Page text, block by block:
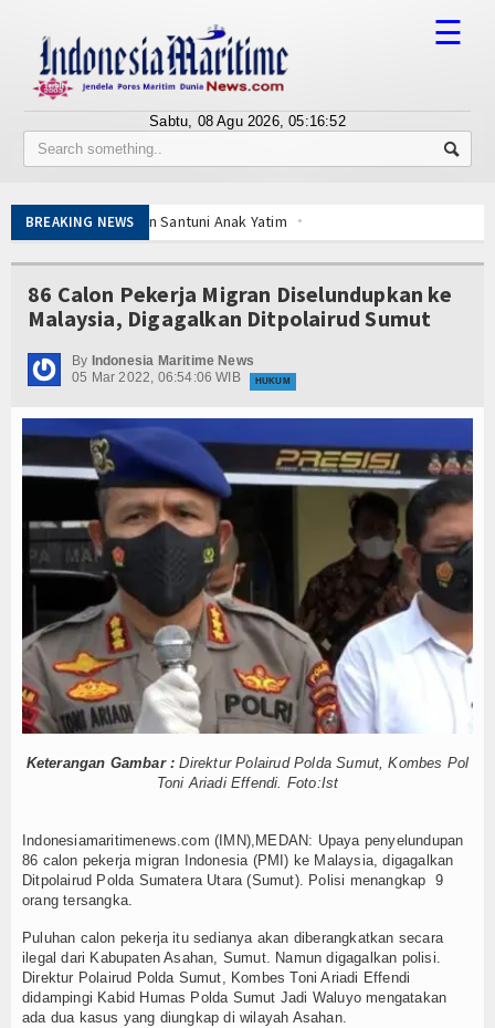
Tentang Kami
Berita
BUMN
Editorial
Edukasi
Ekspose
Hankam
Hukum
Internasional
Kelautan dan Perikanan
Kesehatan
Khazanah
Maritim
Nasional
News
Olahraga
☰
Sabtu, 08 Agu 2026,05:16:52
BREAKING NEWS
dan Santuni Anak Yatim
Tinggi
IPC TPK-Kejari Jakut Perpanjang Kerja Sama Hukum
5 Motor Harley Pretelan dari China Diselundupkan Lewat Tanjung
Esensi Perlindungan Nyawa
Alat Pemindai Peti Kemas Ekspor
dan Santuni Anak Yatim
Nelayan Merah Putih
Publik Lawan Pinjol Ilegal
IPC TPK-Kejari Jakut Perpanjang Kerja Sama Hukum
5 Motor Harley Pretelan dari China Diselundupkan Lewat Tanjung
Esensi Perlindungan Nyawa
Alat Pemindai Peti Kemas Ekspor
Getarkan Laut Dabo Singkep
dan Santuni Anak Yatim
Nelayan Merah Putih
Publik Lawan Pinjol Ilegal
Tinggi
IPC TPK-Kejari Jakut Perpanjang Kerja Sama Hukum
5 Motor Harley Pretelan dari China Diselundupkan Lewat Tanjung
Esensi Perlindungan Nyawa
Getarkan Laut Dabo Singkep
86 Calon Pekerja Migran Diselundupkan ke
Malaysia, Digagalkan Ditpolairud Sumut
By Indonesia Maritime News
05 Mar 2022, 06:54:06 WIB
HUKUM
Keterangan Gambar : Direktur Polairud Polda Sumut, Kombes Pol
Toni Ariadi Effendi. Foto:Ist
Indonesiamaritimenews.com (IMN),MEDAN: Upaya penyelundupan
86 calon pekerja migran Indonesia (PMI) ke Malaysia, digagalkan
Ditpolairud Polda Sumatera Utara (Sumut). Polisi menangkap 9
orang tersangka.
Puluhan calon pekerja itu sedianya akan diberangkatkan secara
ilegal dari Kabupaten Asahan, Sumut. Namun digagalkan polisi.
Direktur Polairud Polda Sumut, Kombes Toni Ariadi Effendi
didampingi Kabid Humas Polda Sumut Jadi Waluyo mengatakan
ada dua kasus yang diungkap di wilayah Asahan.